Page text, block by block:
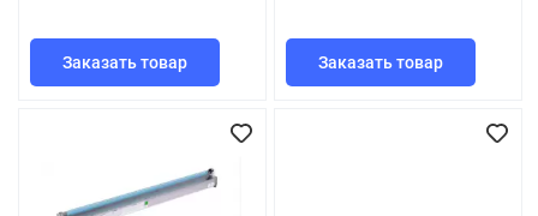
Заказать товар Заказать товар